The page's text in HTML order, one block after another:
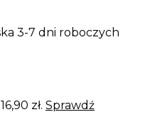
3-7 dni roboczych
zł. Sprawdź